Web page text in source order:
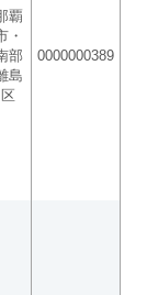
覇
・
部
島
区
0000000389